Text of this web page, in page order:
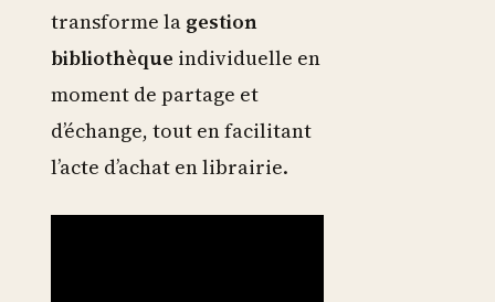
transforme la gestion
bibliothèque individuelle en
moment de partage et
d’échange, tout en facilitant
l’acte d’achat en librairie.